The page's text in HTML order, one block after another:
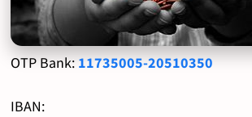
OTP Bank: 11735005-20510350
IBAN: